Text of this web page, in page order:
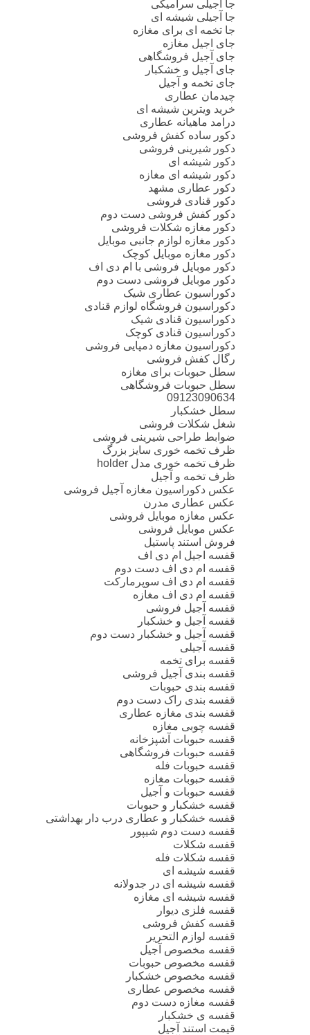
جا آجیلی سرامیکی
جا آجیلی شیشه ای
جا تخمه ای برای مغازه
جای اجیل مغازه
جای آجیل فروشگاهی
جای آجیل و خشکبار
جای تخمه و آجیل
چیدمان عطاری
خرید ویترین شیشه ای
درامد ماهیانه عطاری
دکور ساده کفش فروشی
دکور شیرینی فروشی
دکور شیشه ای
دکور شیشه ای مغازه
دکور عطاری مشهد
دکور قنادی فروشی
دکور کفش فروشی دست دوم
دکور مغازه شکلات فروشی
دکور مغازه لوازم جانبی موبایل
دکور مغازه موبایل کوچک
دکور موبایل فروشی با ام دی اف
دکور موبایل فروشی دست دوم
دکوراسیون عطاری شیک
دکوراسیون فروشگاه لوازم قنادی
دکوراسیون قنادی شیک
دکوراسیون قنادی کوچک
دکوراسیون مغازه دمپایی فروشی
رگال کفش فروشی
سطل حبوبات برای مغازه
سطل حبوبات فروشگاهی
09123090634
سطل خشکبار
شغل شکلات فروشی
ضوابط طراحی شیرینی فروشی
ظرف تخمه خوری سایز بزرگ
ظرف تخمه خوری مدل holder
ظرف تخمه و آجیل
عکس دکوراسیون مغازه آجیل فروشی
عکس عطاری مدرن
عکس مغازه موبایل فروشی
عکس موبایل فروشی
فروش استند پاستیل
قفسه اجیل ام دی اف
قفسه ام دی اف دست دوم
قفسه ام دی اف سوپرمارکت
قفسه ام دی اف مغازه
قفسه آجیل فروشی
قفسه آجیل و خشکبار
قفسه آجیل و خشکبار دست دوم
قفسه آجیلی
قفسه برای تخمه
قفسه بندی آجیل فروشی
قفسه بندی حبوبات
قفسه بندی راک دست دوم
قفسه بندی مغازه عطاری
قفسه چوبی مغازه
قفسه حبوبات آشپزخانه
قفسه حبوبات فروشگاهی
قفسه حبوبات فله
قفسه حبوبات مغازه
قفسه حبوبات و آجیل
قفسه خشکبار و حبوبات
قفسه خشکبار و عطاری درب دار بهداشتی
قفسه دست دوم شیپور
قفسه شکلات
قفسه شکلات فله
قفسه شیشه ای
قفسه شیشه ای در جدولانه
قفسه شیشه ای مغازه
قفسه فلزی دیوار
قفسه کفش فروشی
قفسه لوازم التحریر
قفسه مخصوص آجیل
قفسه مخصوص حبوبات
قفسه مخصوص خشکبار
قفسه مخصوص عطاری
قفسه مغازه دست دوم
قفسه ی خشکبار
قیمت استند آجیل